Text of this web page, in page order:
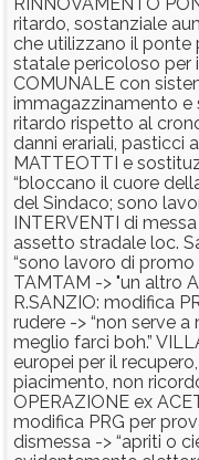
RINNOVAMENTO
ritardo, sostanziale
che utilizzano il ponte
statale pericoloso per
COMUNALE con
immagazzinamento e
ritardo rispetto al
danni erariali, pasticci
MATTEOTTI e
“bloccano il cuore
del Sindaco; sono
INTERVENTI di
assetto stradale loc.
“sono lavoro di promo
TAMTAM -> "un altro
R.SANZIO: modifica
rudere -> “non serve
meglio farci boh.”
europei per il
piacimento, non
OPERAZIONE ex
modifica PRG per
dismessa -> “apriti o